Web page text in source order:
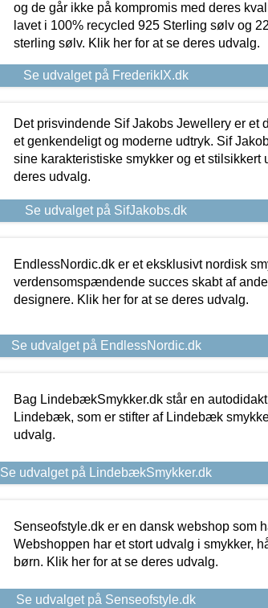
og de går ikke på kompromis med deres
lavet i 100% recycled 925 Sterling sølv og
sterling sølv. Klik her for at se deres udvalg.
Se udvalget på FrederikIX.dk
Det prisvindende Sif Jakobs Jewellery er et
et genkendeligt og moderne udtryk. Sif
sine karakteristiske smykker og et stilsikkert
deres udvalg.
Se udvalget på SifJakobs.dk
EndlessNordic.dk er et eksklusivt nordisk
verdensomspændende succes skabt af
designere. Klik her for at se deres udvalg.
Se udvalget på EndlessNordic.dk
Bag LindebækSmykker.dk står en
Lindebæk, som er stifter af Lindebæk
udvalg.
Se udvalget på LindebækSmykker.dk
Senseofstyle.dk er en dansk webshop som
Webshoppen har et stort udvalg i smykker,
børn. Klik her for at se deres udvalg.
Se udvalget på Senseofstyle.dk